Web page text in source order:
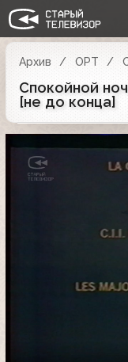
Архив ОРТ
Спокойной
[не до конца]